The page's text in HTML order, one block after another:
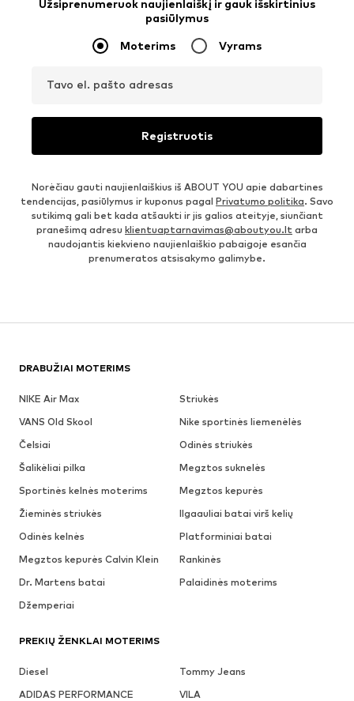
Užsiprenumeruok naujienlaiškį ir gauk išskirtinius
pasiūlymus
Moterims Vyrams
Tavo el. pašto adresas
Registruotis
Norėčiau gauti naujienlaiškius iš ABOUT YOU apie dabartines
tendencijas, pasiūlymus ir kuponus pagal Privatumo politika. Savo
sutikimą gali bet kada atšaukti ir jis galios ateityje, siunčiant
pranešimą adresu klientuaptarnavimas@aboutyou.lt arba
naudojantis kiekvieno naujienlaiškio pabaigoje esančia
prenumeratos atsisakymo galimybe.
DRABUŽIAI MOTERIMS
NIKE Air Max
Striukės
VANS Old Skool
Nike sportinės liemenėlės
Čelsiai
Odinės striukės
Šalikėliai pilka
Megztos suknelės
Sportinės kelnės moterims
Megztos kepurės
Žieminės striukės
Ilgaauliai batai virš kelių
Odinės kelnės
Platforminiai batai
Megztos kepurės Calvin Klein
Rankinės
Dr. Martens batai
Palaidinės moterims
Džemperiai
PREKIŲ ŽENKLAI MOTERIMS
Diesel
Tommy Jeans
ADIDAS PERFORMANCE
VILA